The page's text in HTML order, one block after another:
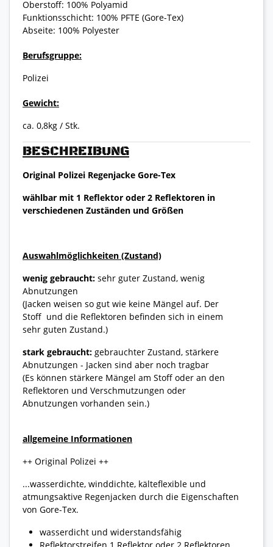
BESCHREIBUNG
Original Polizei Regenjacke Gore-Tex
wählbar mit 1 Reflektor oder 2 Reflektoren in
verschiedenen Zuständen und Größen
Auswahlmöglichkeiten (Zustand)
wenig gebraucht: sehr guter Zustand, wenig
Abnutzungen
(Jacken weisen so gut wie keine Mängel auf. Der
Stoff und die Reflektoren befinden sich in einem
sehr guten Zustand.)
stark gebraucht: gebrauchter Zustand, stärkere
Abnutzungen - Jacken sind aber noch tragbar
(Es können stärkere Mängel am Stoff oder an den
Reflektoren und Verschmutzungen oder
Abnutzungen vorhanden sein.)
allgemeine Informationen
++ Original Polizei ++
...wasserdichte, winddichte, kälteflexible und
atmungsaktive Regenjacken durch die Eigenschaften
von Gore-Tex.
wasserdicht und widerstandsfähig
Oberstoff: 100% Polyamid
Funktionsschicht: 100% PFTE (Gore-Tex)
Abseite: 100% Polyester
Berufsgruppe:
Polizei
Gewicht:
ca. 0,8kg / Stk.